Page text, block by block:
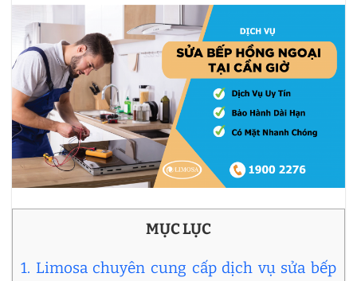
MỤC LỤC
1. Limosa chuyên cung cấp dịch vụ sửa bếp